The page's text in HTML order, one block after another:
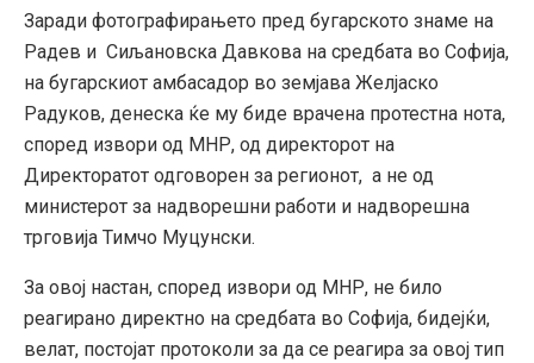
Заради фотографирањето пред бугарското знаме на
Радев и Сиљановска Давкова на средбата во Софија,
на бугарскиот амбасадор во земјава Желјаско
Радуков, денеска ќе му биде врачена протестна нота,
според извори од МНР, од директорот на
Директоратот одговорен за регионот, а не од
министерот за надворешни работи и надворешна
трговија Тимчо Муцунски.
За овој настан, според извори од МНР, не било
реагирано директно на средбата во Софија, бидејќи,
велат, постојат протоколи за да се реагира за овој тип